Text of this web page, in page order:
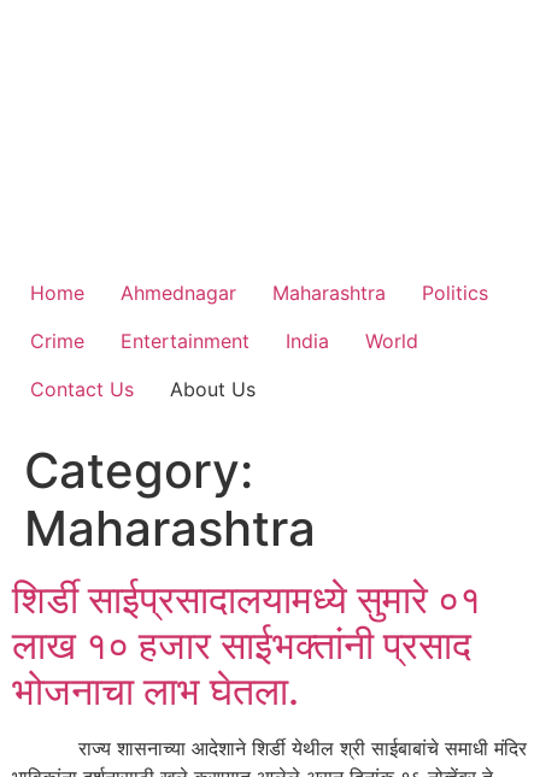
Home Ahmednagar Maharashtra
Politics
Crime
Entertainment India
World
Contact Us
About Us
Category:
Maharashtra
शिर्डी साईप्रसादालयामध्‍ये सुमारे ०१
लाख १० हजार साईभक्‍तांनी प्रसाद
भोजनाचा लाभ घेतला.
राज्‍य शासनाच्‍या आदेशाने शिर्डी येथील श्री साईबाबांचे समाधी मंदिर